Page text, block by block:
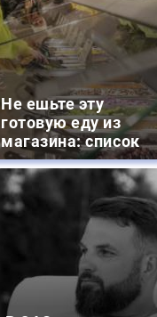
Не ешьте эту
готовую еду из
магазина: список